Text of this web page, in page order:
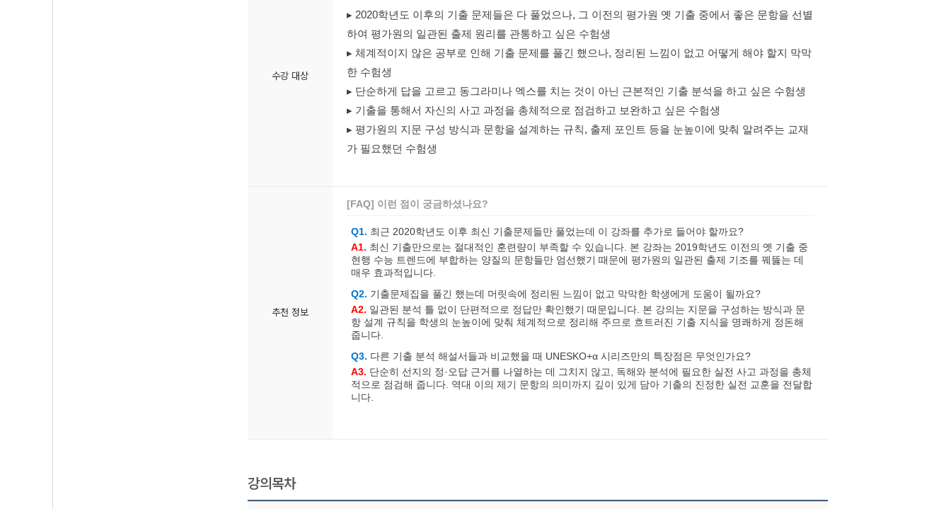
수강 대상
▸ 2020학년도 이후의 기출 문제들은 다 풀었으나, 그 이전의 평가원 옛 기출 중에서 좋은 문항을 선별
하여 평가원의 일관된 출제 원리를 관통하고 싶은 수험생
▸ 체계적이지 않은 공부로 인해 기출 문제를 풀긴 했으나, 정리된 느낌이 없고 어떻게 해야 할지 막막
한 수험생
▸ 단순하게 답을 고르고 동그라미나 엑스를 치는 것이 아닌 근본적인 기출 분석을 하고 싶은 수험생
▸ 기출을 통해서 자신의 사고 과정을 총체적으로 점검하고 보완하고 싶은 수험생
▸ 평가원의 지문 구성 방식과 문항을 설계하는 규칙, 출제 포인트 등을 눈높이에 맞춰 알려주는 교재
가 필요했던 수험생
추천 정보
[FAQ] 이런 점이 궁금하셨나요?
Q1. 최근 2020학년도 이후 최신 기출문제들만 풀었는데 이 강좌를 추가로 들어야 할까요?
A1. 최신 기출만으로는 절대적인 훈련량이 부족할 수 있습니다. 본 강좌는 2019학년도 이전의 옛 기출 중
현행 수능 트렌드에 부합하는 양질의 문항들만 엄선했기 때문에 평가원의 일관된 출제 기조를 꿰뚫는 데
매우 효과적입니다.
Q2. 기출문제집을 풀긴 했는데 머릿속에 정리된 느낌이 없고 막막한 학생에게 도움이 될까요?
A2. 일관된 분석 틀 없이 단편적으로 정답만 확인했기 때문입니다. 본 강의는 지문을 구성하는 방식과 문
항 설계 규칙을 학생의 눈높이에 맞춰 체계적으로 정리해 주므로 흐트러진 기출 지식을 명쾌하게 정돈해
줍니다.
Q3. 다른 기출 분석 해설서들과 비교했을 때 UNESKO+α 시리즈만의 특장점은 무엇인가요?
A3. 단순히 선지의 정·오답 근거를 나열하는 데 그치지 않고, 독해와 분석에 필요한 실전 사고 과정을 총체
적으로 점검해 줍니다. 역대 이의 제기 문항의 의미까지 깊이 있게 담아 기출의 진정한 실전 교훈을 전달합
니다.
강의목차